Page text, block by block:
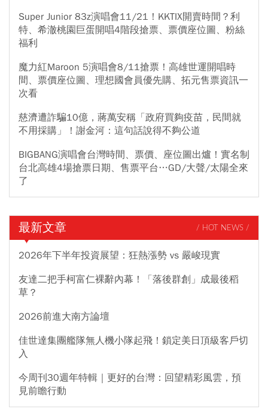
Super Junior 83z演唱會11/21！KKTIX開賣時間？利
特、希澈桃園巨蛋開唱4階段搶票、票價座位圖、粉絲
福利
魔力紅Maroon 5演唱會8/11搶票！高雄世運開唱時
間、票價座位圖、理想國會員優先購、拓元售票資訊一
次看
慈濟遭詐騙10億，蔣萬安稱「政府買夠疫苗，民間就
不用採購」！謝金河：這句話說得不夠公道
BIGBANG演唱會台灣時間、票價、座位圖出爐！實名制
台北高雄4場搶票日期、售票平台…GD/大聲/太陽全來
了
最新文章 / HOT NEWS /
2026年下半年投資展望：狂熱漲勢 vs 嚴峻現實
友達二把手柯富仁裸辭內幕！「落後群創」成最後稻
草？
2026前進大南方論壇
佳世達集團艦隊無人機小隊起飛！鎖定美日頂級客戶切
入
今周刊30週年特輯｜更好的台灣：回望精彩風雲，預
見前瞻行動